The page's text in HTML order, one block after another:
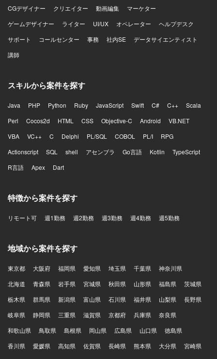
CGデザイナー
クリエイター 動画編集
マーケター
ゲームデザイナー
ライター UI/UX オペレーター
ヘルプデスク
サポート
コールセンター 事務 社内SE
データサイエンティスト
講師
スキルから案件を探す
Java PHP Python Ruby JavaScript Swift C# C++
Scala
Perl
Cocos2d HTML CSS Objective-C Android
VB.NET
VBA
VC++ C Delphi PL/SQL COBOL PL/I
RPG
Actionscript
SQL shell アセンブラ Go言語 Kotlin
TypeScript
R言語
Apex Dart
特徴から案件を探す
リモート可 週1勤務 週2勤務 週3勤務 週4勤務 週5勤務
地域から案件を探す
東京都 大阪府 福岡県 愛知県 埼玉県 千葉県
神奈川県
北海道
青森県 岩手県 宮城県 秋田県 山形県 福島県
茨城県
栃木県
群馬県 新潟県 富山県 石川県 福井県 山梨県
長野県
岐阜県
静岡県 三重県 滋賀県 京都府 兵庫県
奈良県
和歌山県
鳥取県 島根県 岡山県 広島県 山口県
徳島県
香川県
愛媛県 高知県 佐賀県 長崎県 熊本県 大分県
宮崎県